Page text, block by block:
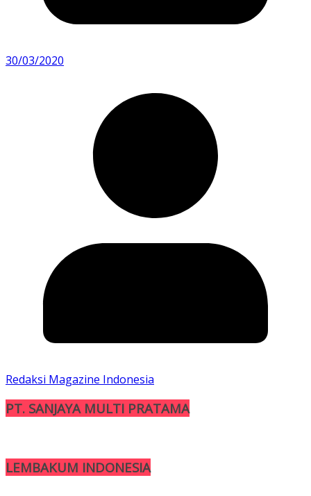
30/03/2020
Redaksi Magazine Indonesia
PT. SANJAYA MULTI PRATAMA
LEMBAKUM INDONESIA